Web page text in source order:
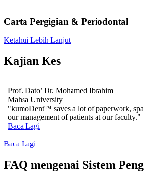
Carta Pergigian & Periodontal
Ketahui Lebih Lanjut
Kajian Kes
Prof. Dato’ Dr. Mohamed Ibrahim
Mahsa University
"kumoDent™ saves a lot of paperwork,
our management of patients at our faculty."
Baca Lagi
Baca Lagi
FAQ mengenai Sistem